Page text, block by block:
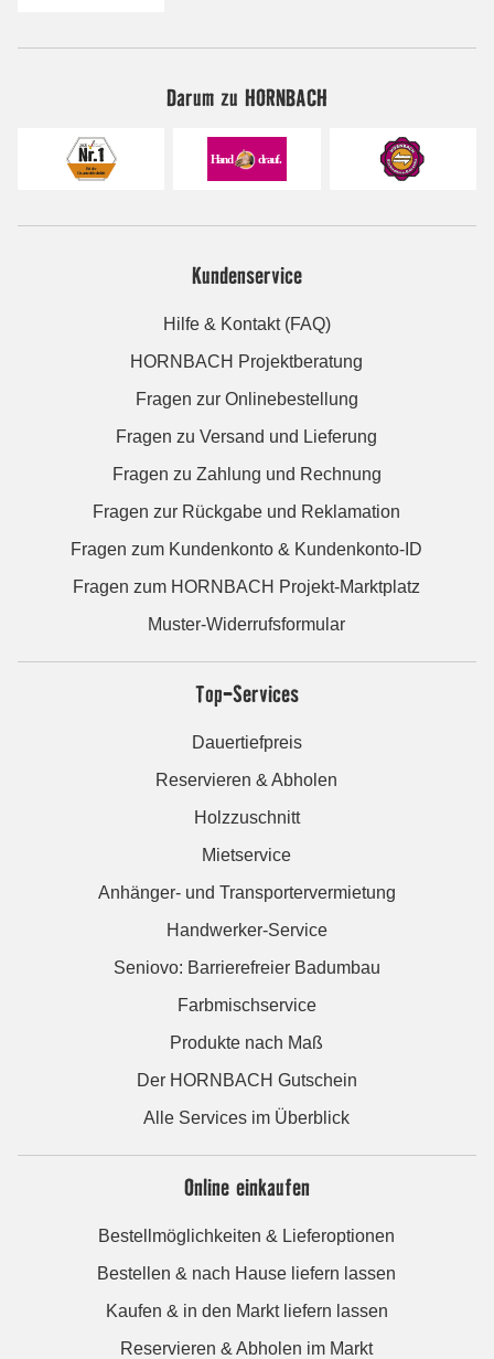
Darum zu HORNBACH
Kundenservice
Hilfe & Kontakt (FAQ)
HORNBACH Projektberatung
Fragen zur Onlinebestellung
Fragen zu Versand und Lieferung
Fragen zu Zahlung und Rechnung
Fragen zur Rückgabe und Reklamation
Fragen zum Kundenkonto & Kundenkonto-ID
Fragen zum HORNBACH Projekt-Marktplatz
Muster-Widerrufsformular
Top-Services
Dauertiefpreis
Reservieren & Abholen
Holzzuschnitt
Mietservice
Anhänger- und Transportervermietung
Handwerker-Service
Seniovo: Barrierefreier Badumbau
Farbmischservice
Produkte nach Maß
Der HORNBACH Gutschein
Alle Services im Überblick
Online einkaufen
Bestellmöglichkeiten & Lieferoptionen
Bestellen & nach Hause liefern lassen
Kaufen & in den Markt liefern lassen
Reservieren & Abholen im Markt